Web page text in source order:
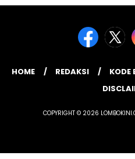
HOME REDAKSI KODE
COPYRIGHT © 2026